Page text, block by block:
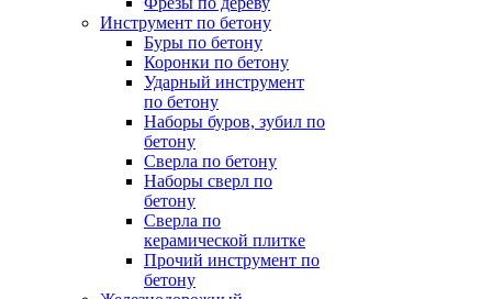
Инструмент по бетону
Буры по бетону
Коронки по бетону
Ударный инструмент
по бетону
Наборы буров, зубил по
бетону
Сверла по бетону
Наборы сверл по
бетону
Сверла по
керамической плитке
Прочий инструмент по
бетону